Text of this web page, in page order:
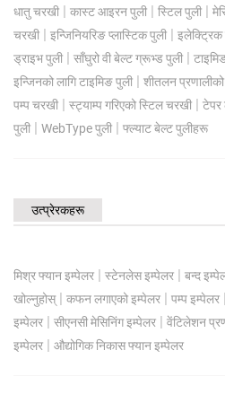
धातु चरखी | कास्ट आइरन पुली | स्टिल पुली |
चरखी | इन्जिनियरिङ प्लास्टिक पुली | इलेक्ट्रिक
ड्राइभ पुली | साँघुरो वी बेल्ट ग्रूभ्ड पुली |
इन्जिनको लागि टाइमिङ पुली | शीतलन प्रणालीको
पम्प चरखी | स्ट्याम्प गरिएको स्टिल चरखी |
पुली | WebType पुली | फ्ल्याट बेल्ट पुलीहरू
उत्प्रेरकहरू
मिश्र फ्यान इम्पेलर | स्टेनलेस इम्पेलर | बन्द
खोल्नुहोस्| कफन लगाएको इम्पेलर | पम्प इम्पेलर |
इम्पेलर | सीएनसी मेसिनिंग इम्पेलर | वेंटिलेशन
इम्पेलर | औद्योगिक निकास फ्यान इम्पेलर